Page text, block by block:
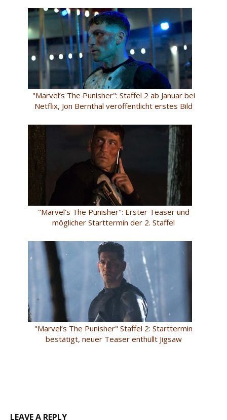
"Marvel’s The Punisher": Staffel 2 ab Januar bei
Netflix, Jon Bernthal veröffentlicht erstes Bild
"Marvel’s The Punisher": Erster Teaser und
möglicher Starttermin der 2. Staffel
"Marvel’s The Punisher" Staffel 2: Starttermin
bestätigt, neuer Teaser enthüllt Jigsaw
LEAVE A REPLY